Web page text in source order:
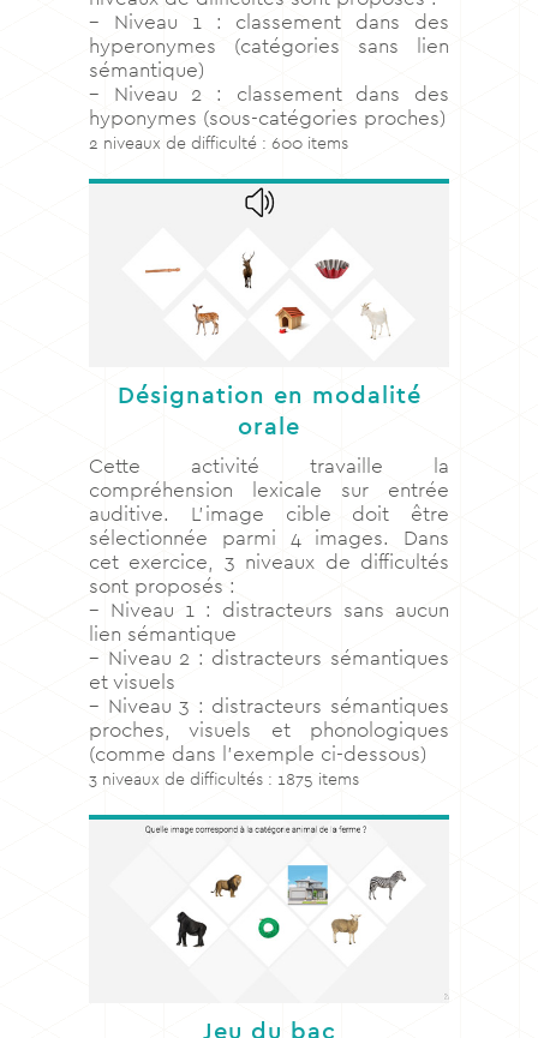
– Niveau 1 : classement dans des
hyperonymes (catégories sans lien
sémantique)
– Niveau 2 : classement dans des
hyponymes (sous-catégories proches)
2 niveaux de difficulté : 600 items
Désignation en modalité
orale
Cette activité travaille la
compréhension lexicale sur entrée
auditive. L’image cible doit être
sélectionnée parmi 4 images. Dans
cet exercice, 3 niveaux de difficultés
sont proposés :
– Niveau 1 : distracteurs sans aucun
lien sémantique
– Niveau 2 : distracteurs sémantiques
et visuels
– Niveau 3 : distracteurs sémantiques
proches, visuels et phonologiques
(comme dans l’exemple ci-dessous)
3 niveaux de difficultés : 1875 items
Jeu du bac